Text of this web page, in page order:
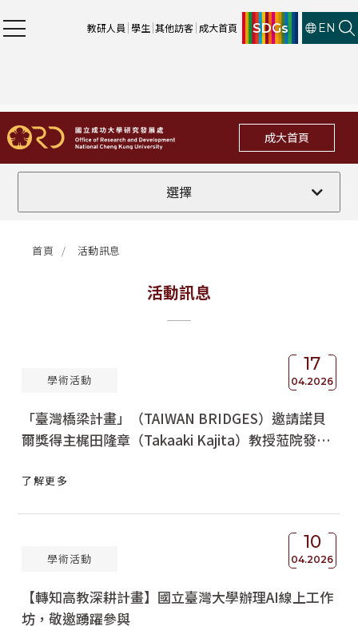
教研人員 學生 其他訪客 成大首頁 SDGs EN
成大首頁
選擇
全部
法規修訂
活動訊息
首頁 活動訊息
活動訊息
17
04.2026
學術活動
「臺灣橋梁計畫」（TAIWAN BRIDGES）邀請諾貝
爾獎得主梶田隆章（Takaaki Kajita）教授蒞院發表
了解更多
10
04.2026
學術活動
【轉知高教深耕計畫】國立臺灣大學辦理AI線上工作
坊，敬邀踴躍參與